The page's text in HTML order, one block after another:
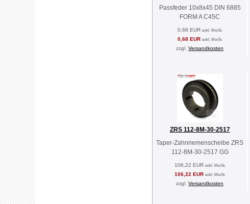
Passfeder 10x8x45 DIN 6885
FORM A C45C
0,68 EUR exkl. MwSt.
0,68 EUR exkl. MwSt.
zzgl. Versandkosten
ZRS 112-8M-30-2517
Taper-Zahnriemenscheibe ZRS
112-8M-30-2517 GG
106,22 EUR exkl. MwSt.
106,22 EUR exkl. MwSt.
zzgl. Versandkosten